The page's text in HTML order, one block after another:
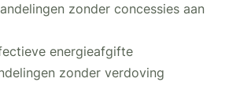
zonder concessies aan
energieafgifte
zonder verdoving